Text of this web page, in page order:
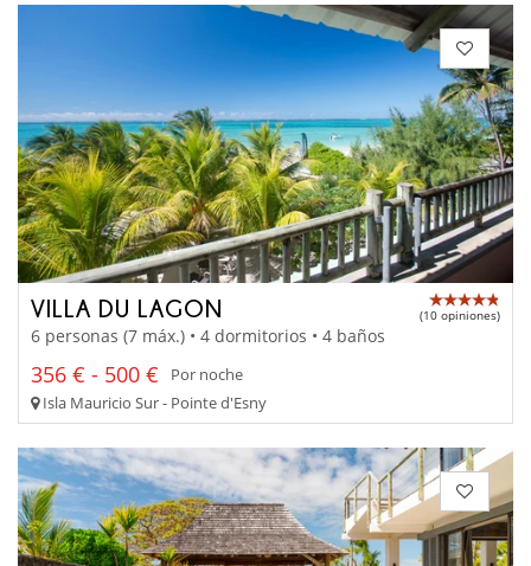
VILLA DU LAGON (10 opiniones)
6 personas (7 máx.) • 4 dormitorios • 4 baños
356 € - 500 €
Por noche
Isla Mauricio Sur - Pointe d'Esny